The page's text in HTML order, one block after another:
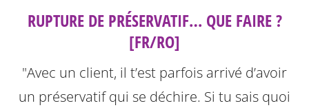
RUPTURE DE PRÉSERVATIF… QUE FAIRE ?
[FR/RO]
"Avec un client, il t’est parfois arrivé d’avoir
un préservatif qui se déchire. Si tu sais quoi